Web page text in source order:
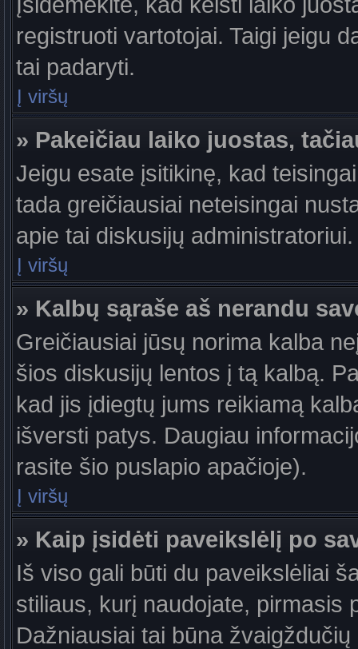
registruoti vartotojai. Taigi jeigu
tai padaryti.
Į viršų
» Pakeičiau laiko juostas,
Jeigu esate įsitikinę, kad
tada greičiausiai neteisingai
apie tai diskusijų administratoriui.
Į viršų
» Kalbų sąraše aš nerandu
Greičiausiai jūsų norima kalba
šios diskusijų lentos į tą kalbą.
kad jis įdiegtų jums reikiamą
išversti patys. Daugiau
rasite šio puslapio apačioje).
Į viršų
» Kaip įsidėti paveikslėlį po
Iš viso gali būti du paveikslėliai
stiliaus, kurį naudojate, pirmasis
Dažniausiai tai būna